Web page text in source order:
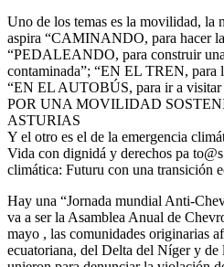
Uno de los temas es la movilidad, la
aspira “CAMINANDO, para hacer
“PEDALEANDO, para construir
contaminada”; “EN EL TREN, para
“EN EL AUTOBÚS, para ir a visitar
POR UNA MOVILIDAD
ASTURIAS
Y el otro es el de la emergencia
Vida con dignidá y derechos pa
climática: Futuru con una transición
Hay una “Jornada mundial Anti-
va a ser la Asamblea Anual de
mayo , las comunidades originarias
ecuatoriana, del Delta del Níger y de